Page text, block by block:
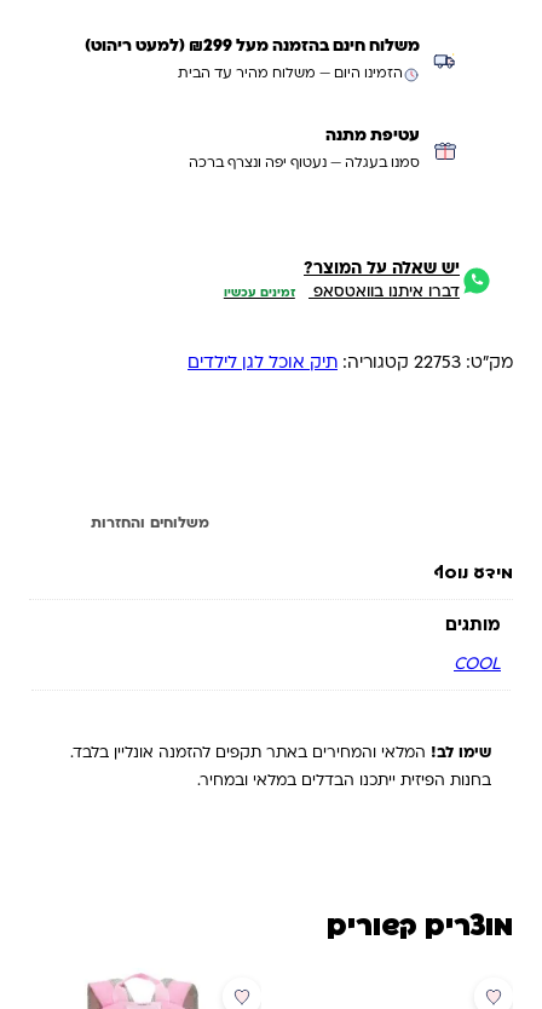
משלוח חינם בהזמנה מעל ₪299 (למעט ריהוט)
הזמינו היום — משלוח מהיר עד הבית
עטיפת מתנה
סמנו בעגלה — נעטוף יפה ונצרף ברכה
יש שאלה על המוצר?
דברו איתנו בוואטסאפ זמינים עכשיו
מק"ט: 22753 קטגוריה: תיק אוכל לגן לילדים
משלוחים והחזרות
מידע נוסף
מותגים
COOL
שימו לב! המלאי והמחירים באתר תקפים להזמנה אונליין בלבד.
בחנות הפיזית ייתכנו הבדלים במלאי ובמחיר.
מוצרים קשורים